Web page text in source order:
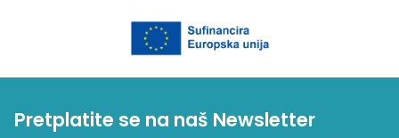
Pretplatite se na naš Newsletter